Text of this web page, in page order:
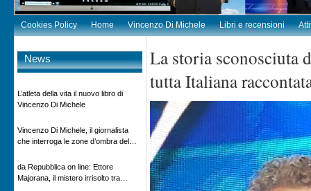
Cookies Policy Home Vincenzo Di Michele Libri e recensioni
News
L’atleta della vita il nuovo libro di
Vincenzo Di Michele
Vincenzo Di Michele, il giornalista
che interroga le zone d’ombra del
da Repubblica on line: Ettore
Majorana, il mistero irrisolto tra
La storia sconosciuta
tutta Italiana